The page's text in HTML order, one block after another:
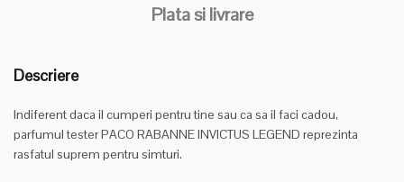
Plata si livrare
Descriere
Indiferent daca il cumperi pentru tine sau ca sa il faci cadou,
parfumul tester PACO RABANNE INVICTUS LEGEND reprezinta
rasfatul suprem pentru simturi.